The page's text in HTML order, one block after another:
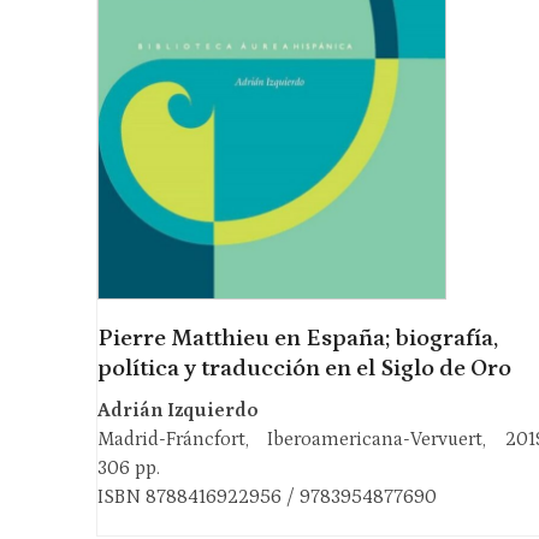
Pierre Matthieu en España; biografía,
política y traducción en el Siglo de Oro
Adrián Izquierdo
Madrid-Fráncfort, Iberoamericana-Vervuert,
306 pp.
ISBN 8788416922956 / 9783954877690